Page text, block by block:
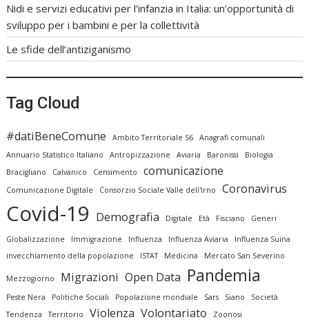
Nidi e servizi educativi per l’infanzia in Italia: un’opportunità di
sviluppo per i bambini e per la collettività
Le sfide dell’antiziganismo
Tag Cloud
#datiBeneComune Ambito Territoriale S6
Anagrafi comunali
Annuario Statistico Italiano
Antropizzazione Aviaria Baronissi
Biologia
Bracigliano
Calvanico Censimento comunicazione
Comunicazione Digitale Consorzio Sociale Valle dell'Irno Coronavirus
Covid-19 Demografia Digitale Età Fisciano Generi
Globalizzazione Immigrazione Influenza Influenza Aviaria
Influenza Suina
invecchiamento della popolazione
ISTAT Medicina Mercato San Severino
Mezzogiorno Migrazioni Open Data Pandemia
Peste Nera Politiche Sociali Popolazione mondiale Sars Siano
Società
Tendenza
Territorio Violenza Volontariato Zoonosi